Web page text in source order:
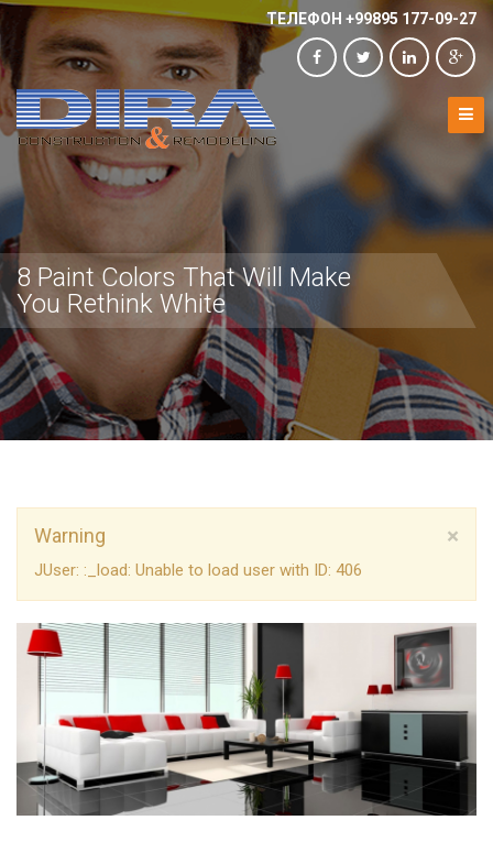
8 Paint Colors That Will Make
You Rethink White
ТЕЛЕФОН +99895 177-09-27
×
Warning
JUser: :_load: Unable to load user with ID: 406